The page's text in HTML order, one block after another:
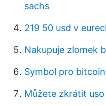
sachs
219 50 usd v
Nakupuje zlomek
Symbol pro
Můžete zkrátit